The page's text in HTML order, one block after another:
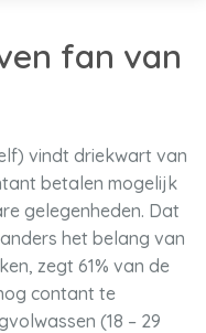
fan van
vindt driekwart van
betalen mogelijk
gelegenheden. Dat
het belang van
zegt 61% van de
contant te
(18 – 29